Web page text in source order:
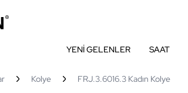
YENİ GELENLER SAAT
Kolye FRJ.3.6016.3 Kadın Kolye